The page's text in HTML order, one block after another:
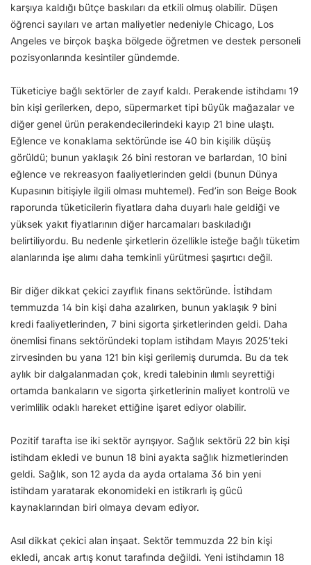
karşıya kaldığı bütçe baskıları da etkili olmuş olabilir. Düşen
öğrenci sayıları ve artan maliyetler nedeniyle Chicago, Los
Angeles ve birçok başka bölgede öğretmen ve destek personeli
pozisyonlarında kesintiler gündemde.
Tüketiciye bağlı sektörler de zayıf kaldı. Perakende istihdamı 19
bin kişi gerilerken, depo, süpermarket tipi büyük mağazalar ve
diğer genel ürün perakendecilerindeki kayıp 21 bine ulaştı.
Eğlence ve konaklama sektöründe ise 40 bin kişilik düşüş
görüldü; bunun yaklaşık 26 bini restoran ve barlardan, 10 bini
eğlence ve rekreasyon faaliyetlerinden geldi (bunun Dünya
Kupasının bitişiyle ilgili olması muhtemel). Fed’in son Beige Book
raporunda tüketicilerin fiyatlara daha duyarlı hale geldiği ve
yüksek yakıt fiyatlarının diğer harcamaları baskıladığı
belirtiliyordu. Bu nedenle şirketlerin özellikle isteğe bağlı tüketim
alanlarında işe alımı daha temkinli yürütmesi şaşırtıcı değil.
Bir diğer dikkat çekici zayıflık finans sektöründe. İstihdam
temmuzda 14 bin kişi daha azalırken, bunun yaklaşık 9 bini
kredi faaliyetlerinden, 7 bini sigorta şirketlerinden geldi. Daha
önemlisi finans sektöründeki toplam istihdam Mayıs 2025’teki
zirvesinden bu yana 121 bin kişi gerilemiş durumda. Bu da tek
aylık bir dalgalanmadan çok, kredi talebinin ılımlı seyrettiği
ortamda bankaların ve sigorta şirketlerinin maliyet kontrolü ve
verimlilik odaklı hareket ettiğine işaret ediyor olabilir.
Pozitif tarafta ise iki sektör ayrışıyor. Sağlık sektörü 22 bin kişi
istihdam ekledi ve bunun 18 bini ayakta sağlık hizmetlerinden
geldi. Sağlık, son 12 ayda da ayda ortalama 36 bin yeni
istihdam yaratarak ekonomideki en istikrarlı iş gücü
kaynaklarından biri olmaya devam ediyor.
Asıl dikkat çekici alan inşaat. Sektör temmuzda 22 bin kişi
ekledi, ancak artış konut tarafında değildi. Yeni istihdamın 18